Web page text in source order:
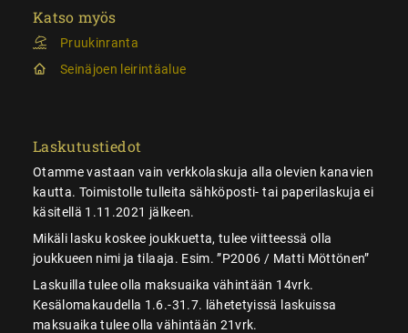
Katso myös
Pruukinranta
Seinäjoen leirintäalue
Laskutustiedot
Otamme vastaan vain verkkolaskuja alla olevien kanavien
kautta. Toimistolle tulleita sähköposti- tai paperilaskuja ei
käsitellä 1.11.2021 jälkeen.
Mikäli lasku koskee joukkuetta, tulee viitteessä olla
joukkueen nimi ja tilaaja. Esim. ”P2006 / Matti Möttönen”
Laskuilla tulee olla maksuaika vähintään 14vrk.
Kesälomakaudella 1.6.-31.7. lähetetyissä laskuissa
maksuaika tulee olla vähintään 21vrk.